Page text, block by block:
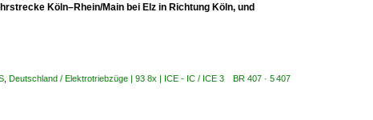
Köln–Rhein/Main bei Elz in Richtung Köln, und
Deutschland / Elektrotriebzüge | 93 8x | ICE - IC / ICE 3 BR 407 · 5 407